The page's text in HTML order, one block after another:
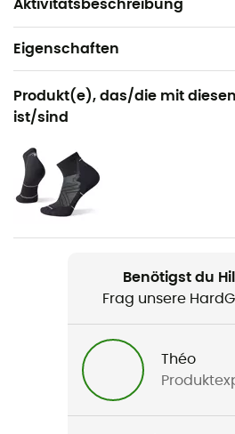
Aktivitätsbeschreibung
Eigenschaften
Geeignet für
Trailrunning
Geschlecht
Herren
Gewicht
2 x 302 g
FuelCell Rebel Trail
Wöchentliche Trainingsdistanz
Mehr als 30 km
Untergrund
Produkt(e), das/die mit
ist/sind
Benötigst du
Frag unsere
Théo